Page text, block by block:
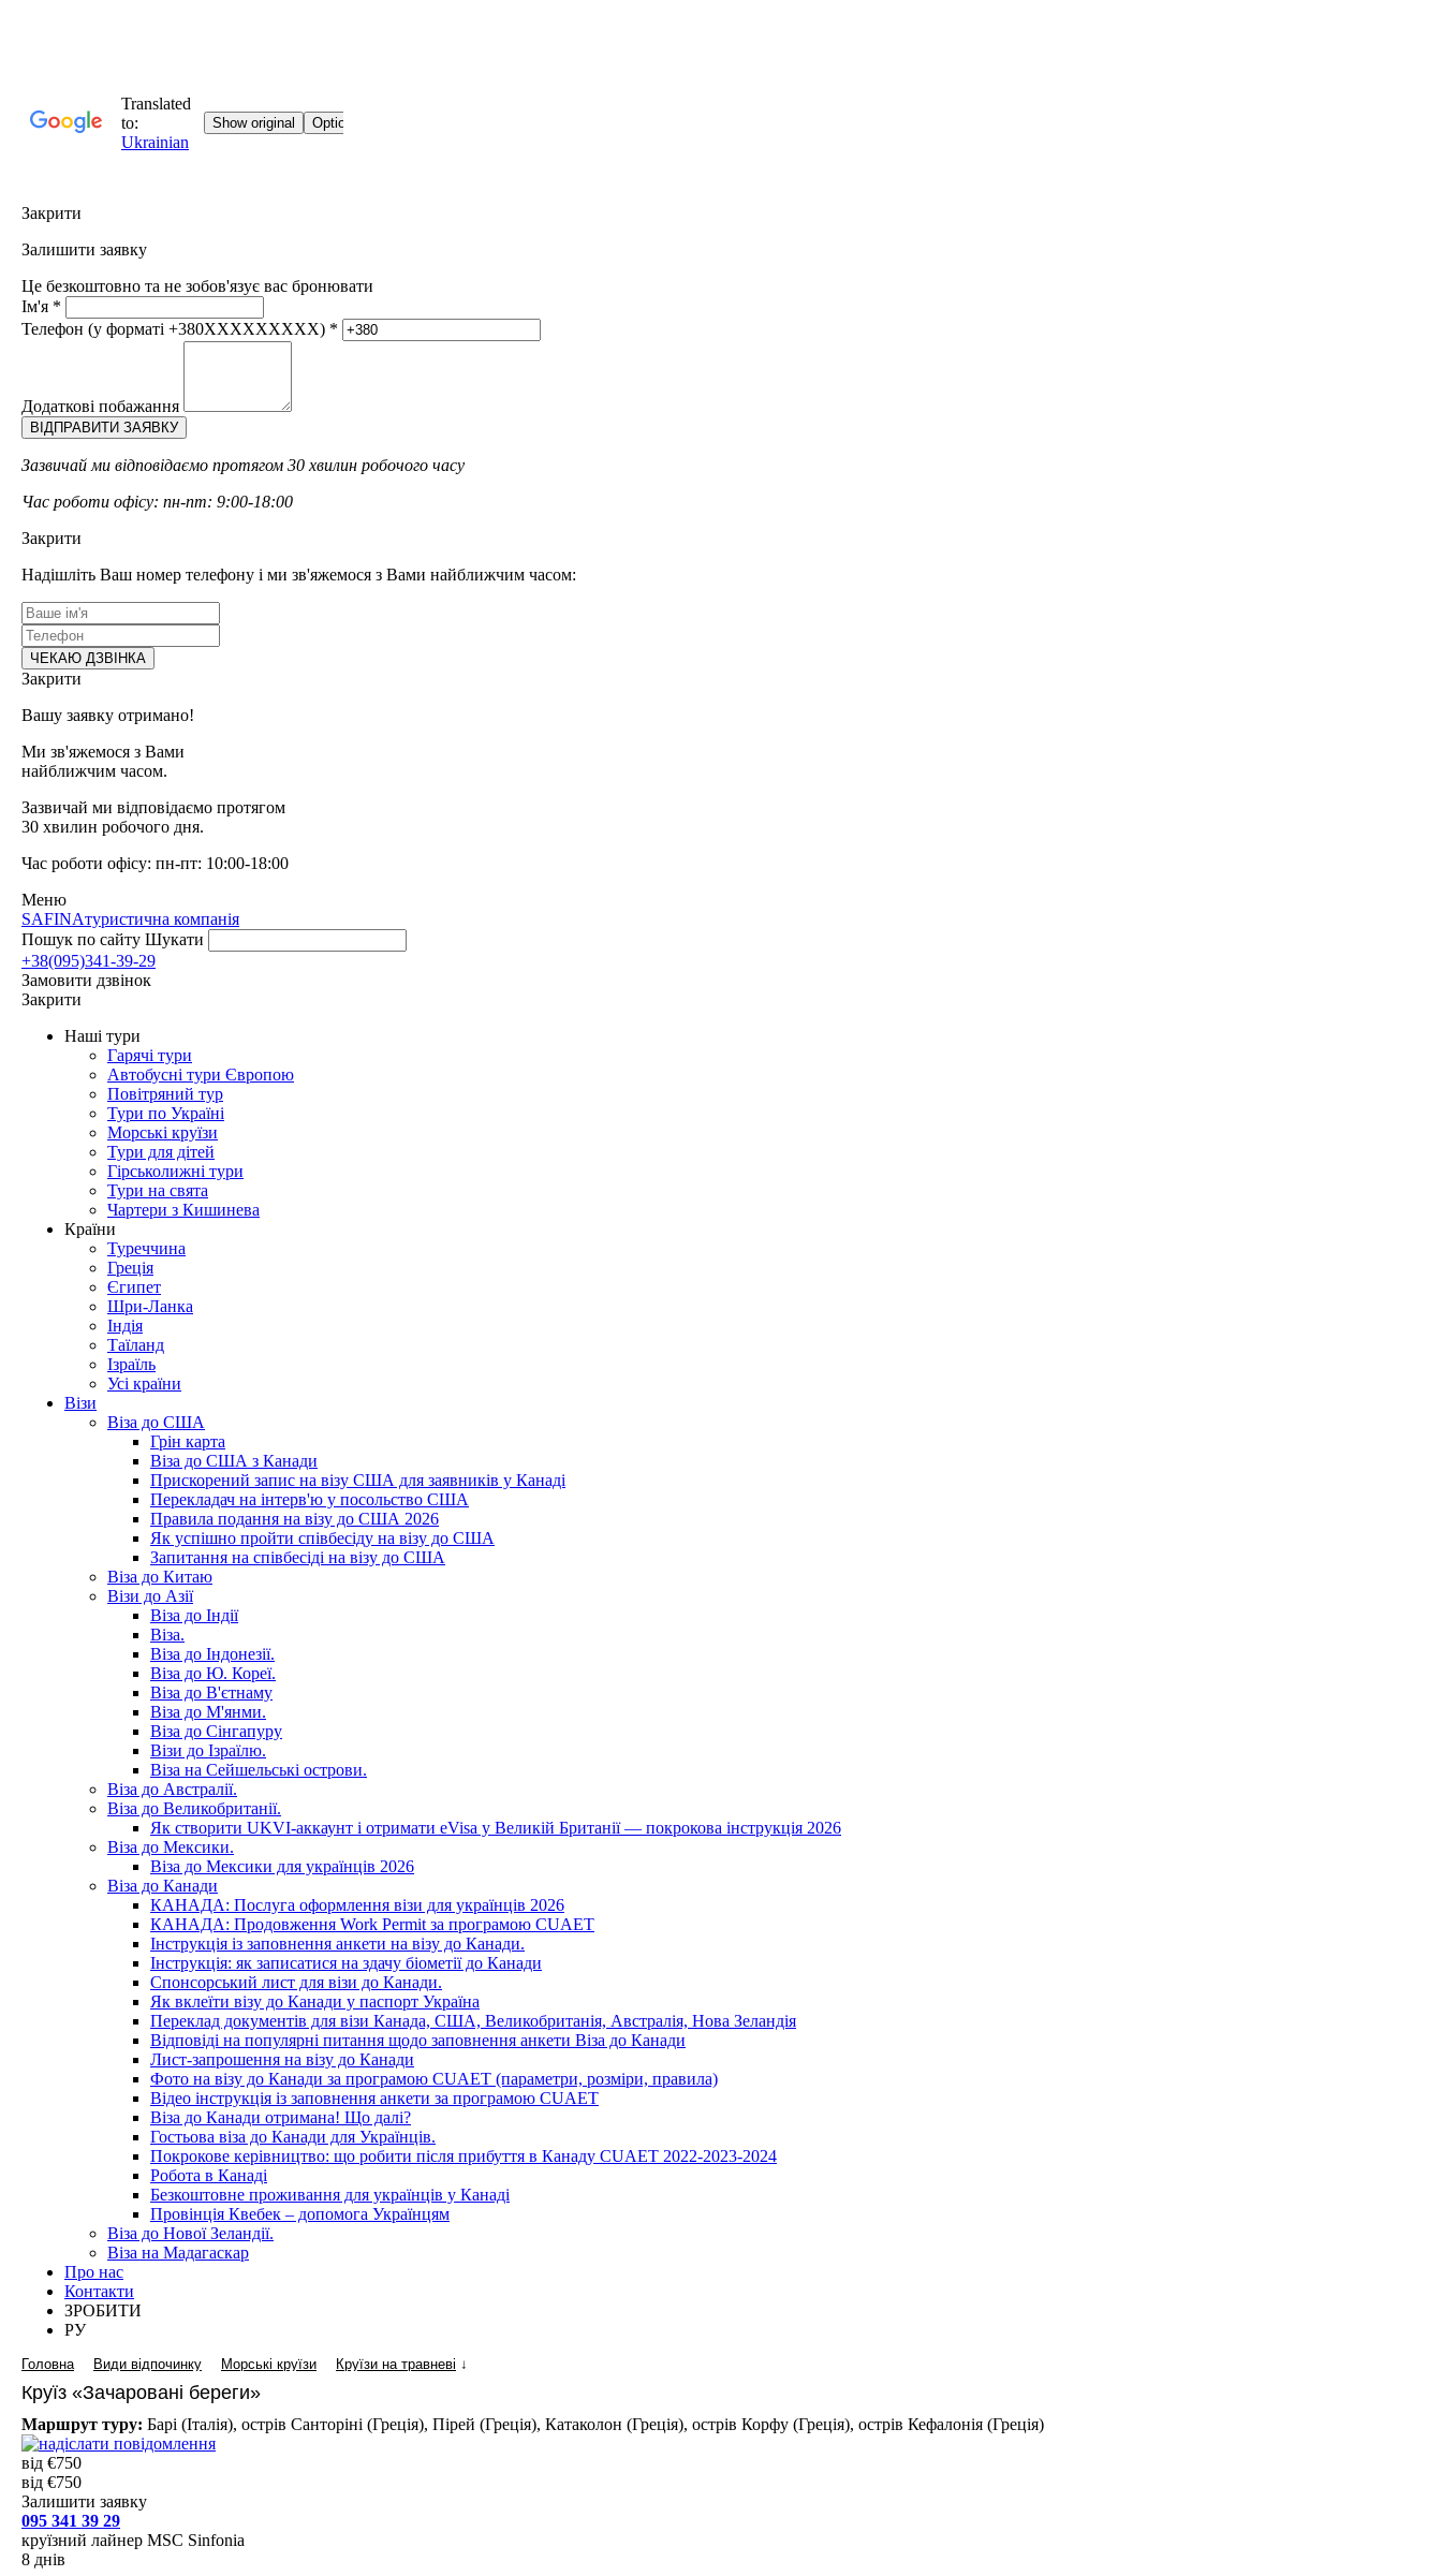
Закрити
Залишити заявку
Це безкоштовно та не зобов'язує вас бронювати
Ім'я *
Телефон (у форматі +380XXXXXXXXX) *
Додаткові побажання
Зазвичай ми відповідаємо протягом 30 хвилин робочого часу
Час роботи офісу: пн-пт: 9:00-18:00
Закрити
Надішліть Ваш номер телефону і ми зв'яжемося з Вами найближчим часом:
Закрити
Вашу заявку отримано!
Ми зв'яжемося з Вами
найближчим часом.
Зазвичай ми відповідаємо протягом
30 хвилин робочого дня.
Час роботи офісу: пн-пт: 10:00-18:00
Меню
SAFINAтуристична компанія
Пошук по сайту Шукати
+38(095)341-39-29
Замовити дзвінок
Закрити
Наші тури
Гарячі тури
Автобусні тури Європою
Повітряний тур
Тури по Україні
Морські круїзи
Тури для дітей
Гірськолижні тури
Тури на свята
Чартери з Кишинева
Країни
Туреччина
Греція
Єгипет
Шри-Ланка
Індія
Таїланд
Ізраїль
Усі країни
Візи
Віза до США
Грін карта
Віза до США з Канади
Прискорений запис на візу США для заявників у Канаді
Перекладач на інтерв'ю у посольство США
Правила подання на візу до США 2026
Як успішно пройти співбесіду на візу до США
Запитання на співбесіді на візу до США
Віза до Китаю
Візи до Азії
Віза до Індії
Віза.
Віза до Індонезії.
Віза до Ю. Кореї.
Віза до В'єтнаму
Віза до М'янми.
Віза до Сінгапуру
Візи до Ізраїлю.
Віза на Сейшельські острови.
Віза до Австралії.
Віза до Великобританії.
Як створити UKVI-аккаунт і отримати eVisa у Великій Британії — покрокова інструкція 2026
Віза до Мексики.
Віза до Мексики для українців 2026
Віза до Канади
КАНАДА: Послуга оформлення візи для українців 2026
КАНАДА: Продовження Work Permit за програмою CUAET
Інструкція із заповнення анкети на візу до Канади.
Інструкція: як записатися на здачу біометії до Канади
Спонсорський лист для візи до Канади.
Як вклеїти візу до Канади у паспорт Україна
Переклад документів для візи Канада, США, Великобританія, Австралія, Нова Зеландія
Відповіді на популярні питання щодо заповнення анкети Віза до Канади
Лист-запрошення на візу до Канади
Фото на візу до Канади за програмою CUAET (параметри, розміри, правила)
Відео інструкція із заповнення анкети за програмою CUAET
Віза до Канади отримана! Що далі?
Гостьова віза до Канади для Українців.
Покрокове керівництво: що робити після прибуття в Канаду CUAET 2022-2023-2024
Робота в Канаді
Безкоштовне проживання для українців у Канаді
Провінція Квебек – допомога Українцям
Віза до Нової Зеландії.
Віза на Мадагаскар
Про нас
Контакти
ЗРОБИТИ
РУ
Головна Види відпочинку Морські круїзи Круїзи на травневі ↓
Круїз «Зачаровані береги»
Маршрут туру: Барі (Італія), острів Санторіні (Греція), Пірей (Греція), Катаколон (Греція), острів Корфу (Греція), острів Кефалонія (Греція)
від €750
від €750
Залишити заявку
095 341 39 29
круїзний лайнер MSC Sinfonia
8 днів